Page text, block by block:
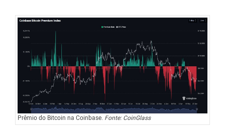
Prêmio do Bitcoin na Coinbase. Fonte: CoinGlass